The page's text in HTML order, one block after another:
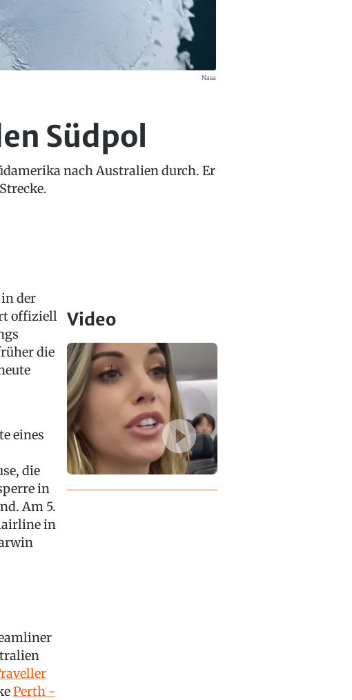
Nasa
Südpol
nach Australien durch. Er
der
offiziell
die
eines
die
in
Am 5.
in
Perth -
Video